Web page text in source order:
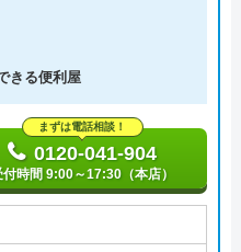
きる便利屋
まずは電話相談！
0120-041-904
付時間 9:00～17:30（本店）